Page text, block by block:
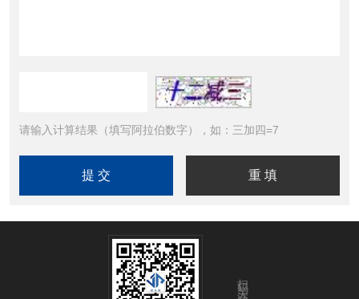
请输入计算结果（填写阿拉伯数字），如：三加四=7
扫码关注我们